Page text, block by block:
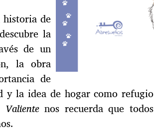
de
la
de un
la obra
de
y la idea de hogar como refugio
Valientenos recuerda que todos